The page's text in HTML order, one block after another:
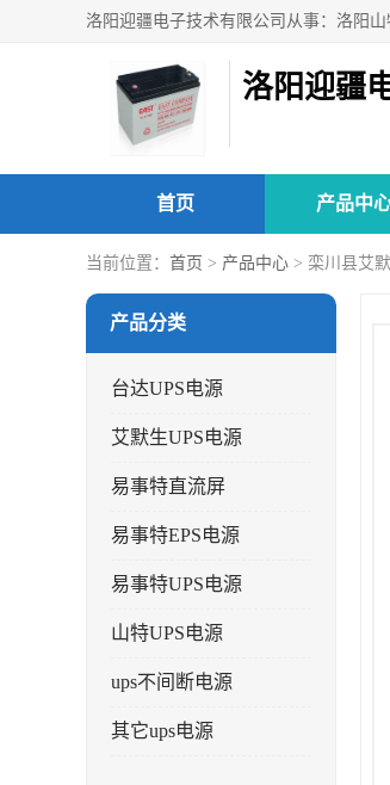
洛阳迎疆
首页 产品中
当前位置： 首页 > 产品中心 > 栾川县艾
产品分类
台达UPS电源
艾默生UPS电源
易事特直流屏
易事特EPS电源
易事特UPS电源
山特UPS电源
ups不间断电源
其它ups电源